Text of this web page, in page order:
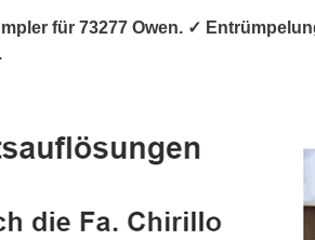
für 73277 Owen. ✓